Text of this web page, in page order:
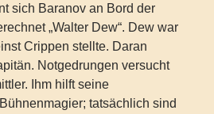
sich Baranov an Bord der
„Walter Dew“. Dew war
Crippen stellte. Daran
Notgedrungen versucht
Ihm hilft seine
tatsächlich sind